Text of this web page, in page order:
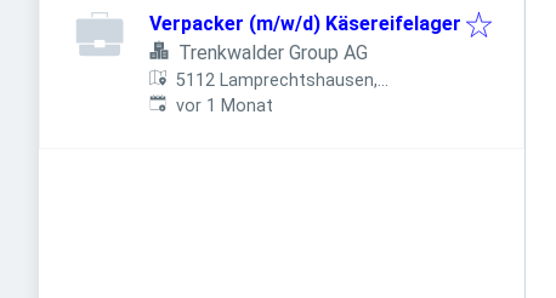
Verpacker (m/w/d) Käsereifelager
Trenkwalder Group AG
5112 Lamprechtshausen,
Österreich
Veröffentlicht:
vor 1 Monat